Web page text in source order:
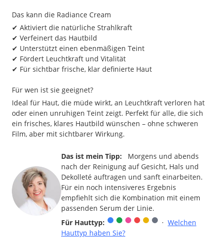
Das kann die Radiance Cream
✔ Aktiviert die natürliche Strahlkraft
✔ Verfeinert das Hautbild
✔ Unterstützt einen ebenmäßigen Teint
✔ Fördert Leuchtkraft und Vitalität
✔ Für sichtbar frische, klar definierte Haut
Für wen ist sie geeignet?
Ideal für Haut, die müde wirkt, an Leuchtkraft verloren hat
oder einen unruhigen Teint zeigt. Perfekt für alle, die sich
ein frisches, klares Hautbild wünschen – ohne schweren
Film, aber mit sichtbarer Wirkung.
Das ist mein Tipp: Morgens und abends
nach der Reinigung auf Gesicht, Hals und
Dekolleté auftragen und sanft einarbeiten.
Für ein noch intensiveres Ergebnis
empfiehlt sich die Kombination mit einem
passenden Serum der Linie.
Für Hauttyp:
· Welchen
Hauttyp haben Sie?